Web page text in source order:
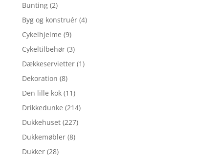
Bunting (2)
Byg og konstruér (4)
Cykelhjelme (9)
Cykeltilbehør (3)
Dækkeservietter (1)
Dekoration (8)
Den lille kok (11)
Drikkedunke (214)
Dukkehuset (227)
Dukkemøbler (8)
Dukker (28)